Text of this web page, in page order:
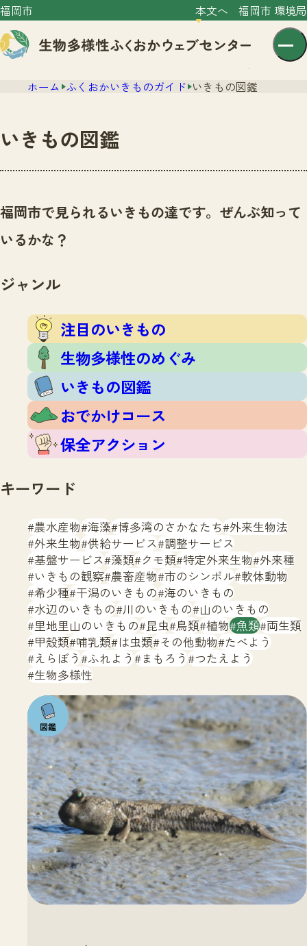
福岡市 本文へ 福岡市 環境局
文字サイズ 小 中 大
センター紹介
センター紹介TOP
サイトポリシー
ニュース
いきものガイド
注目のいきもの
生物多様性のめぐみ
いきもの図鑑
おでかけコース
保全アクション
イベント
いきもの調査隊
調査レポート
調査レポートTOP
調査結果
ふくおかいきものマップ
マッチング
マッチングTOP
掲載申し込みフォーム
お問合せ
生物多様性ふくおかウェブセンターとは
サイトマップ
ホーム ふくおかいきものガイド いきもの図鑑
いきもの図鑑
福岡市で見られるいきもの達です。ぜんぶ知って
いるかな？
ジャンル
注目のいきもの
生物多様性のめぐみ
いきもの図鑑
おでかけコース
保全アクション
キーワード
農水産物 海藻 博多湾のさかなたち 外来生物法
外来生物 供給サービス 調整サービス
基盤サービス 藻類 クモ類 特定外来生物 外来種
いきもの観察 農畜産物 市のシンボル 軟体動物
希少種 干潟のいきもの 海のいきもの
水辺のいきもの 川のいきもの 山のいきもの
里地里山のいきもの 昆虫 鳥類 植物 魚類 両生類
甲殻類 哺乳類 は虫類 その他動物 たべよう
えらぼう ふれよう まもろう つたえよう
生物多様性
注目の
いきも
の